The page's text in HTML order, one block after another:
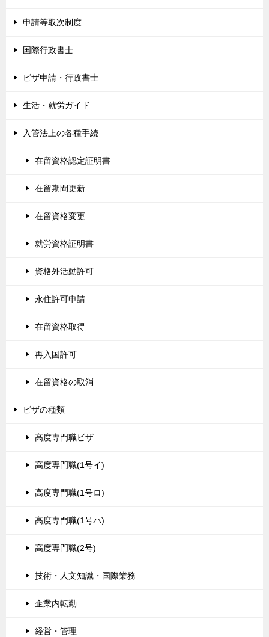
申請等取次制度
国際行政書士
ビザ申請・行政書士
生活・就労ガイド
入管法上の各種手続
在留資格認定証明書
在留期間更新
在留資格変更
就労資格証明書
資格外活動許可
永住許可申請
在留資格取得
再入国許可
在留資格の取消
ビザの種類
高度専門職ビザ
高度専門職(1号イ)
高度専門職(1号ロ)
高度専門職(1号ハ)
高度専門職(2号)
技術・人文知識・国際業務
企業内転勤
経営・管理